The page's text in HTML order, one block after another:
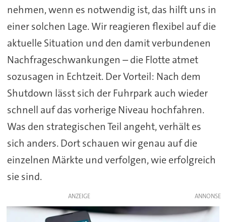
nehmen, wenn es notwendig ist, das hilft uns in
einer solchen Lage. Wir reagieren flexibel auf die
aktuelle Situation und den damit verbundenen
Nachfrageschwankungen – die Flotte atmet
sozusagen in Echtzeit. Der Vorteil: Nach dem
Shutdown lässt sich der Fuhrpark auch wieder
schnell auf das vorherige Niveau hochfahren.
Was den strategischen Teil angeht, verhält es
sich anders. Dort schauen wir genau auf die
einzelnen Märkte und verfolgen, wie erfolgreich
sie sind.
ANZEIGE